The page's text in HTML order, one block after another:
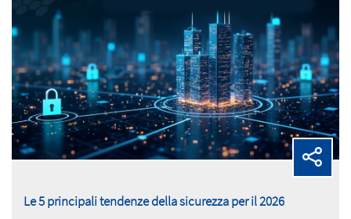
Le 5 principali tendenze della sicurezza per il 2026